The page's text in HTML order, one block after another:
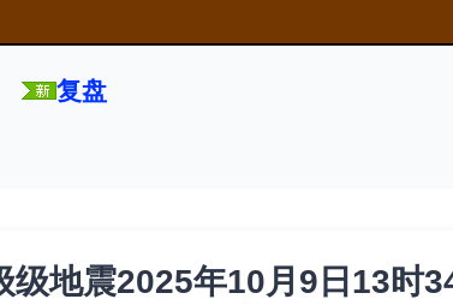
复盘
级地震2025年10月9日13时